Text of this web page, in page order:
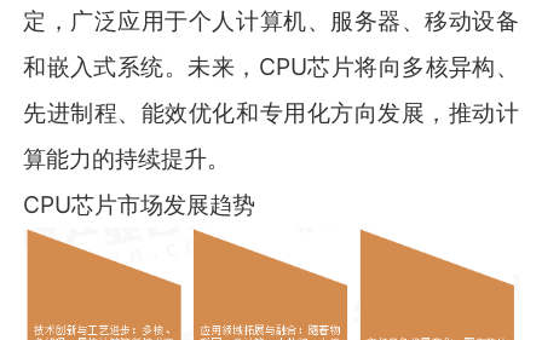
定，广泛应用于个人计算机、服务器、移动设备
和嵌入式系统。未来，CPU芯片将向多核异构、
先进制程、能效优化和专用化方向发展，推动计
算能力的持续提升。
CPU芯片市场发展趋势